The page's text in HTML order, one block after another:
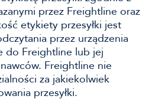
przez Freightline oraz
etykiety przesyłki jest
przez urządzenia
do Freightline lub jej
Freightline nie
za jakiekolwiek
przesyłki.